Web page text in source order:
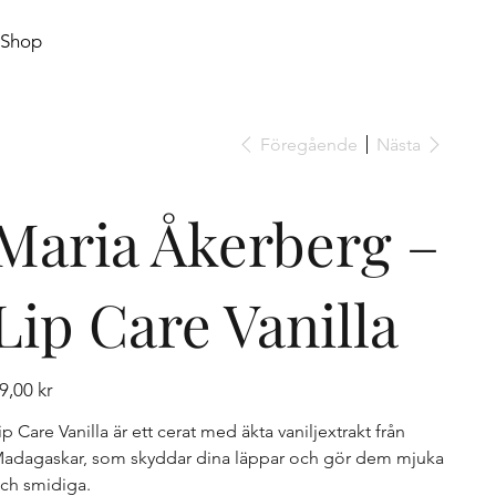
Shop
Föregående Nästa
Åkerberg –
Care Vanilla
kr
Care Vanilla är ett cerat med äkta vaniljextrakt från
som skyddar dina läppar och gör dem mjuka
smidiga.